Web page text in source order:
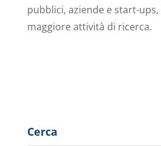
pubblici, aziende e start-
maggiore attività di ricerca.
Cerca